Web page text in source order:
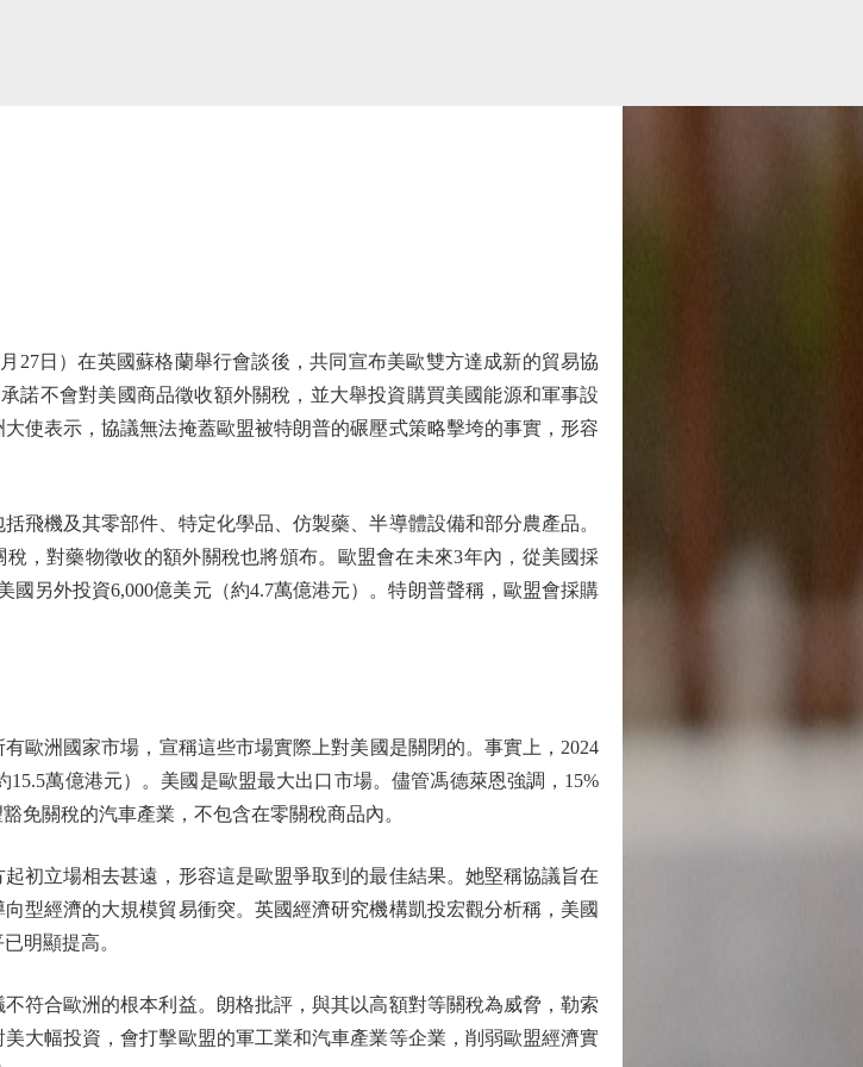
日）在英國蘇格蘭舉行會談後，共同宣布美歐雙方達成新的貿易協
諾不會對美國商品徵收額外關稅，並大舉投資購買美國能源和軍事設
使表示，協議無法掩蓋歐盟被特朗普的碾壓式策略擊垮的事實，形容
機及其零部件、特定化學品、仿製藥、半導體設備和部分農產品。
，對藥物徵收的額外關稅也將頒布。歐盟會在未來3年內，從美國採
國另外投資6,000億美元（約4.7萬億港元）。特朗普聲稱，歐盟會採購
洲國家市場，宣稱這些市場實際上對美國是關閉的。事實上，2024
萬億港元）。美國是歐盟最大出口市場。儘管馮德萊恩強調，15%
免關稅的汽車產業，不包含在零關稅商品內。
立場相去甚遠，形容這是歐盟爭取到的最佳結果。她堅稱協議旨在
型經濟的大規模貿易衝突。英國經濟研究機構凱投宏觀分析稱，美國
明顯提高。
合歐洲的根本利益。朗格批評，與其以高額對等關稅為威脅，勒索
大幅投資，會打擊歐盟的軍工業和汽車產業等企業，削弱歐盟經濟實